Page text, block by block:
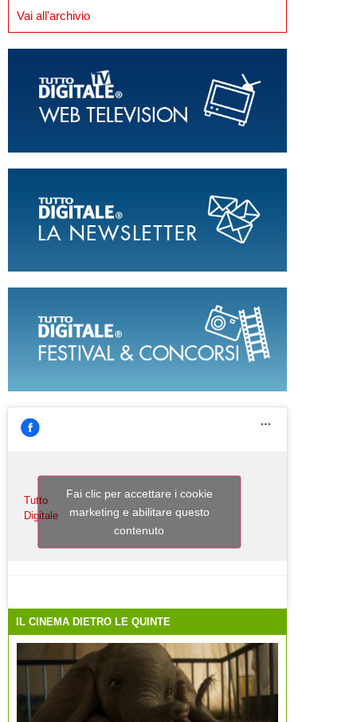
Vai all'archivio
Tutto
Digitale
Fai clic per accettare i cookie
marketing e abilitare questo
contenuto
IL CINEMA DIETRO LE QUINTE